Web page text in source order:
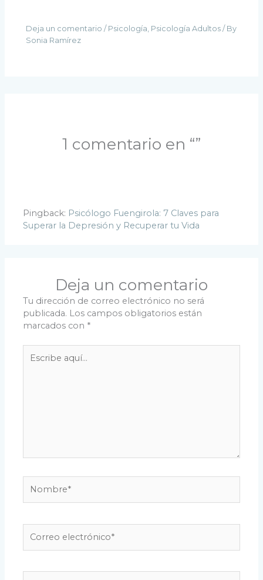
Deja un comentario / Psicología Psicología Adultos / By
Sonia Ramírez
1 comentario en “”
Pingback: Psicólogo Fuengirola: 7 Claves para
Superar la Depresión y Recuperar tu Vida
Deja un comentario
Tu dirección de correo electrónico no será
publicada. Los campos obligatorios están
marcados con *
aquí...
electrónico*